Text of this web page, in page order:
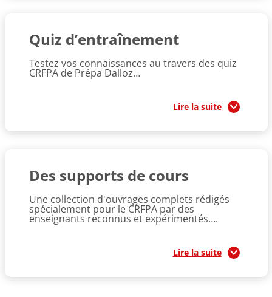
Quiz d’entraînement
Testez vos connaissances au travers des quiz
CRFPA de Prépa Dalloz…
Lire la suite
Des supports de cours
Une collection d'ouvrages complets rédigés
spécialement pour le CRFPA par des
enseignants reconnus et expérimentés….
Lire la suite